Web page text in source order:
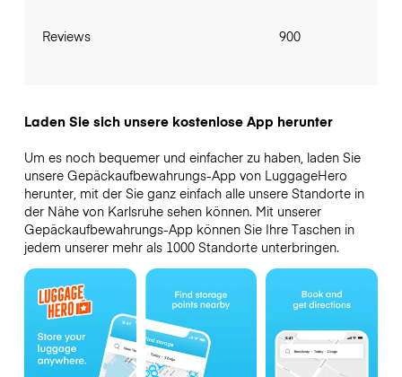
Reviews 900
Laden Sie sich unsere kostenlose App herunter
Um es noch bequemer und einfacher zu haben, laden Sie
unsere Gepäckaufbewahrungs-App von LuggageHero
herunter, mit der Sie ganz einfach alle unsere Standorte in
der Nähe von Karlsruhe sehen können. Mit unserer
Gepäckaufbewahrungs-App können Sie Ihre Taschen in
jedem unserer mehr als 1000 Standorte unterbringen.